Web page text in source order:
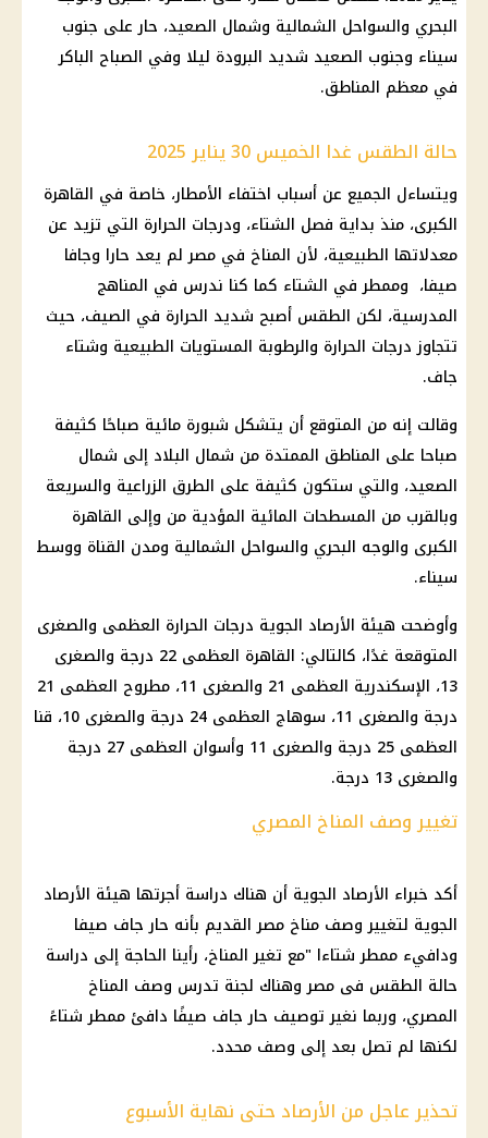
البحري والسواحل الشمالية وشمال الصعيد، حار على جنوب
سيناء وجنوب الصعيد شديد البرودة ليلا وفي الصباح الباكر
في معظم المناطق.
حالة الطقس غدا الخميس 30 يناير 2025
ويتساءل الجميع عن أسباب اختفاء الأمطار، خاصة في القاهرة
الكبرى، منذ بداية فصل الشتاء، ودرجات الحرارة التي تزيد عن
معدلاتها الطبيعية، لأن المناخ في مصر لم يعد حارا وجافا
صيفا، وممطر في الشتاء كما كنا ندرس في المناهج
المدرسية، لكن الطقس أصبح شديد الحرارة في الصيف، حيث
تتجاوز درجات الحرارة والرطوبة المستويات الطبيعية وشتاء
جاف.
وقالت إنه من المتوقع أن يتشكل شبورة مائية صباحًا كثيفة
صباحا على المناطق الممتدة من شمال البلاد إلى شمال
الصعيد، والتي ستكون كثيفة على الطرق الزراعية والسريعة
وبالقرب من المسطحات المائية المؤدية من وإلى القاهرة
الكبرى والوجه البحري والسواحل الشمالية ومدن القناة ووسط
سيناء.
وأوضحت هيئة الأرصاد الجوية درجات الحرارة العظمى والصغرى
المتوقعة غدًا، كالتالي: القاهرة العظمى 22 درجة والصغرى
13، الإسكندرية العظمى 21 والصغرى 11، مطروح العظمى 21
درجة والصغرى 11، سوهاج العظمى 24 درجة والصغرى 10، قنا
العظمى 25 درجة والصغرى 11 وأسوان العظمى 27 درجة
والصغرى 13 درجة.
تغيير وصف المناخ المصري
أكد خبراء الأرصاد الجوية أن هناك دراسة أجرتها هيئة الأرصاد
الجوية لتغيير وصف مناخ مصر القديم بأنه حار جاف صيفا
ودافيء ممطر شتاءا "مع تغير المناخ، رأينا الحاجة إلى دراسة
حالة الطقس فى مصر وهناك لجنة تدرس وصف المناخ
المصري، وربما نغير توصيف حار جاف صيفًا دافئ ممطر شتاءً
لكنها لم تصل بعد إلى وصف محدد.
تحذير عاجل من الأرصاد حتى نهاية الأسبوع